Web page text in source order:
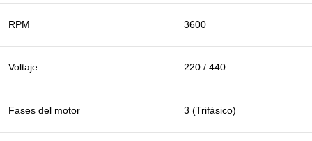
RPM 3600
Voltaje 220 / 440
Fases del motor 3 (Trifásico)